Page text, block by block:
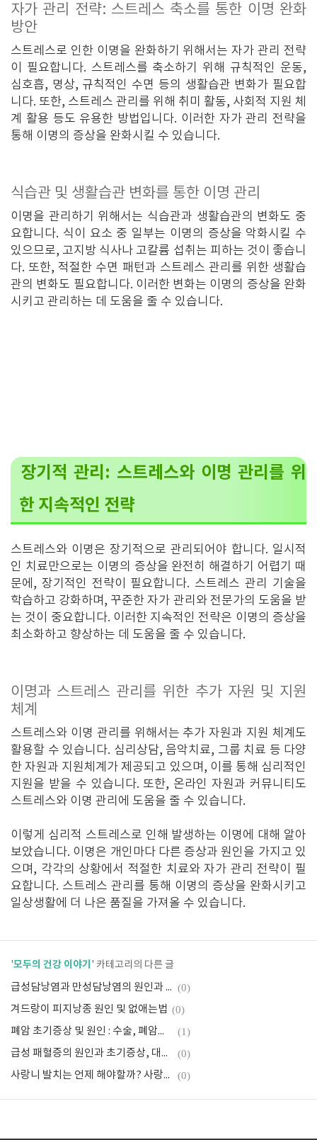
자가 관리 전략: 스트레스 축소를 통한 이명 완화
방안
스트레스로 인한 이명을 완화하기 위해서는 자가 관리 전략
이 필요합니다. 스트레스를 축소하기 위해 규칙적인 운동,
심호흡, 명상, 규칙적인 수면 등의 생활습관 변화가 필요합
니다. 또한, 스트레스 관리를 위해 취미 활동, 사회적 지원 체
계 활용 등도 유용한 방법입니다. 이러한 자가 관리 전략을
통해 이명의 증상을 완화시킬 수 있습니다.
식습관 및 생활습관 변화를 통한 이명 관리
이명을 관리하기 위해서는 식습관과 생활습관의 변화도 중
요합니다. 식이 요소 중 일부는 이명의 증상을 악화시킬 수
있으므로, 고지방 식사나 고칼륨 섭취는 피하는 것이 좋습니
다. 또한, 적절한 수면 패턴과 스트레스 관리를 위한 생활습
관의 변화도 필요합니다. 이러한 변화는 이명의 증상을 완화
시키고 관리하는 데 도움을 줄 수 있습니다.
장기적 관리: 스트레스와 이명 관리를 위
한 지속적인 전략
스트레스와 이명은 장기적으로 관리되어야 합니다. 일시적
인 치료만으로는 이명의 증상을 완전히 해결하기 어렵기 때
문에, 장기적인 전략이 필요합니다. 스트레스 관리 기술을
학습하고 강화하며, 꾸준한 자가 관리와 전문가의 도움을 받
는 것이 중요합니다. 이러한 지속적인 전략은 이명의 증상을
최소화하고 향상하는 데 도움을 줄 수 있습니다.
이명과 스트레스 관리를 위한 추가 자원 및 지원
체계
스트레스와 이명 관리를 위해서는 추가 자원과 지원 체계도
활용할 수 있습니다. 심리상담, 음악치료, 그룹 치료 등 다양
한 자원과 지원체계가 제공되고 있으며, 이를 통해 심리적인
지원을 받을 수 있습니다. 또한, 온라인 자원과 커뮤니티도
스트레스와 이명 관리에 도움을 줄 수 있습니다.
이렇게 심리적 스트레스로 인해 발생하는 이명에 대해 알아
보았습니다. 이명은 개인마다 다른 증상과 원인을 가지고 있
으며, 각각의 상황에서 적절한 치료와 자가 관리 전략이 필
요합니다. 스트레스 관리를 통해 이명의 증상을 완화시키고
일상생활에 더 나은 품질을 가져올 수 있습니다.
'모두의 건강 이야기 ' 카테고리의 다른 글
급성담낭염과 만성담낭염의 원인과 증상, 치료방법은? (0)
겨드랑이 피지낭종 원인 및 없애는법 (0)
폐암 초기증상 및 원인 : 수술, 폐암에 좋은 음식 (1)
급성 패혈증의 원인과 초기증상, 대처법 (0)
사랑니 발치는 언제 해야할까? 사랑니 발치 후 식사 주의사항은? (0)